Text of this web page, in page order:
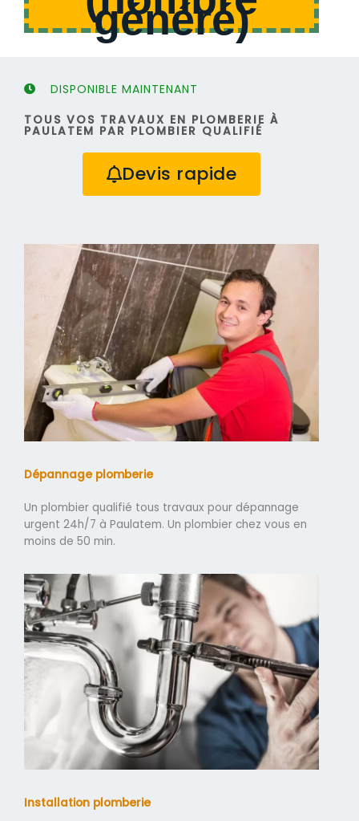
généré)
DISPONIBLE MAINTENANT
TOUS VOS TRAVAUX EN PLOMBERIE À
PAULATEM PAR PLOMBIER QUALIFIÉ
Devis rapide
Dépannage plomberie
Un plombier qualifié tous travaux pour dépannage
urgent 24h/7 à Paulatem. Un plombier chez vous en
moins de 50 min.
Installation plomberie